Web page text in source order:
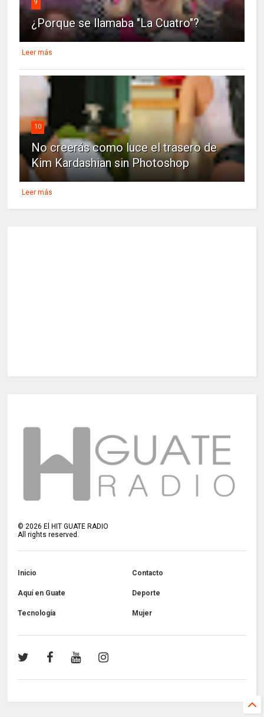
9
¿Porque se llamaba "La Cuatro"?
Leer más
10
No creerás como luce el trasero de
Kim Kardashian sin Photoshop
Leer más
©2026 El HIT GUATE RADIO
All rights reserved.
Inicio Contacto
Aquí en Guate Deporte
Tecnología Mujer